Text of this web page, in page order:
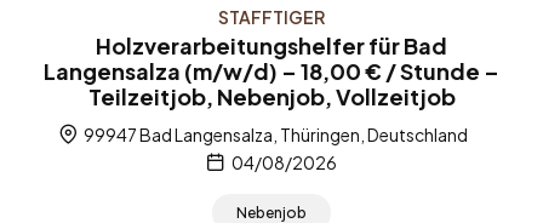
STAFFTIGER
Holzverarbeitungshelfer für Bad
Langensalza (m/w/d) – 18,00 € / Stunde –
Teilzeitjob, Nebenjob, Vollzeitjob
99947 Bad Langensalza, Thüringen, Deutschland
04/08/2026
Nebenjob